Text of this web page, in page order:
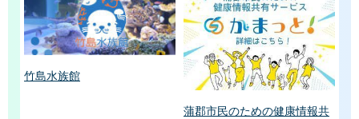
竹島水族館
蒲郡市民のための健康情報共